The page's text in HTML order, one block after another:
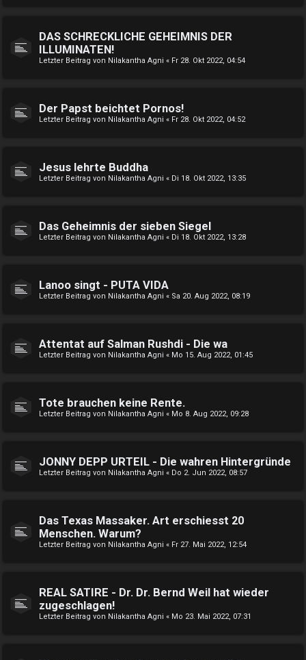
DAS SCHRECKLICHE GEHEIMNIS DER
ILLUMINATEN!
Letzter Beitrag von Nilakantha Agni « Fr 28. Okt 2022, 04:54
Der Papst beichtet Pornos!
Letzter Beitrag von Nilakantha Agni « Fr 28. Okt 2022, 04:52
Jesus lehrte Buddha
Letzter Beitrag von Nilakantha Agni « Di 18. Okt 2022, 13:35
Das Geheimnis der sieben Siegel
Letzter Beitrag von Nilakantha Agni « Di 18. Okt 2022, 13:28
Lanoo singt - PUTA VIDA
Letzter Beitrag von Nilakantha Agni « Sa 20. Aug 2022, 08:19
Attentat auf Salman Rushdi - Die wa
Letzter Beitrag von Nilakantha Agni « Mo 15. Aug 2022, 01:45
Tote brauchen keine Rente.
Letzter Beitrag von Nilakantha Agni « Mo 8. Aug 2022, 09:28
JONNY DEPP URTEIL - Die wahren Hintergründe
Letzter Beitrag von Nilakantha Agni « Do 2. Jun 2022, 08:57
Das Texas Massaker. Art erschiesst 20
Menschen. Warum?
Letzter Beitrag von Nilakantha Agni « Fr 27. Mai 2022, 12:54
REAL SATIRE - Dr. Dr. Bernd Weil hat wieder
zugeschlagen!
Letzter Beitrag von Nilakantha Agni « Mo 23. Mai 2022, 07:31